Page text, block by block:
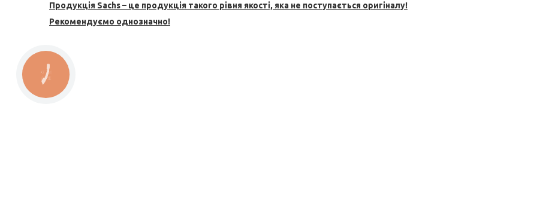
Продукція Sachs – це продукція такого рівня якості, яка не поступається оригіналу!
Рекомендуємо однозначно!
КНОПКА
ЗВ'ЯЗКУ